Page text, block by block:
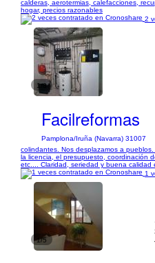
calderas, aerotermias, calefacciones,
hogar, precios razonables
2
1/8
Facilreformas
Pamplona/Iruña (Navarra) 31007
colindantes. Nos desplazamos a
la licencia, el presupuesto, coordinación
etc.... Claridad, seriedad y buena calidad
1
1/5